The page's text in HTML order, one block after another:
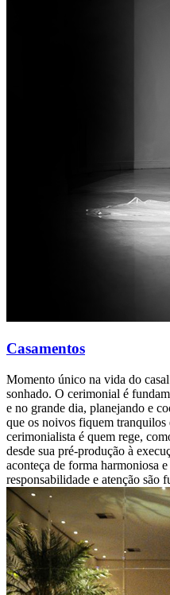
Casamentos
Momento único na vida do
sonhado. O cerimonial é
e no grande dia, planejando e
que os noivos fiquem tranquilos
cerimonialista é quem rege,
desde sua pré-produção à
aconteça de forma harmoniosa
responsabilidade e atenção são